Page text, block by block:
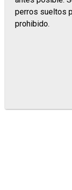
perros sueltos
prohibido.